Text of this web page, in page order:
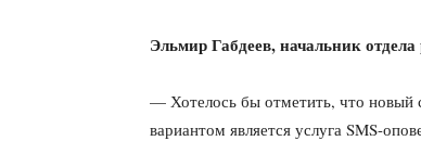
Эльмир Габдеев, начальник
— Хотелось бы отметить, что новый
вариантом является услуга SMS-